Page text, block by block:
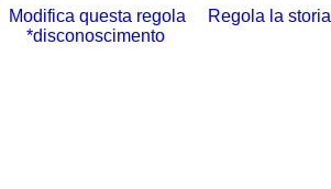
Modifica questa regola
Regola la storia
*disconoscimento